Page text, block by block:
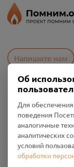
Напишите нам
Политика
Промо-материалы
Настройки cookies
Общество с
Об
Для
поведения
аналогичные
аналитических
условий
обработки